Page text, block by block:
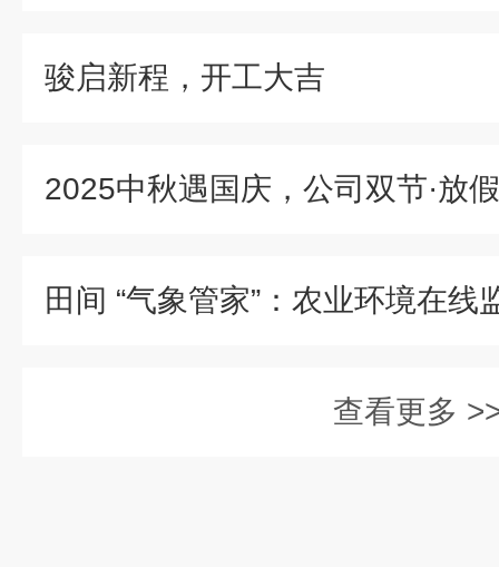
骏启新程，开工大吉
2025中秋遇国庆，公司双节·放
查看更多